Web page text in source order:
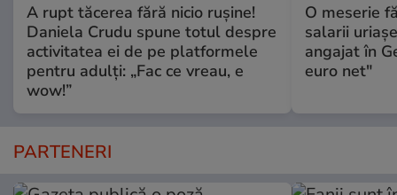
A rupt tăcerea fără nicio rușine!
Daniela Crudu spune totul despre
activitatea ei de pe platformele
pentru adulți: „Fac ce vreau, e
wow!”
O meserie
salarii
angajat în
euro net"
PARTENERI